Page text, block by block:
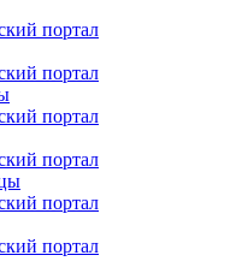
портал
портал
портал
портал
портал
портал